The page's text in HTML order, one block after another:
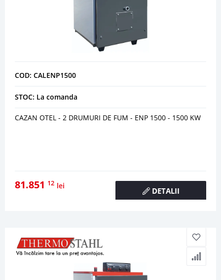
COD: CALENP1500
STOC: La comanda
CAZAN OTEL - 2 DRUMURI DE FUM - ENP 1500 - 1500 KW
81.851 12 lei
DETALII